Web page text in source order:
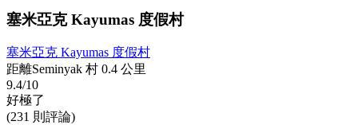
塞米亞克 Kayumas 度假村
塞米亞克 Kayumas 度假村
距離Seminyak 村 0.4 公里
9.4/10
好極了
(231 則評論)